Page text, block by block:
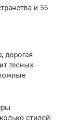
и 55
дорогая
тесных
стилей: